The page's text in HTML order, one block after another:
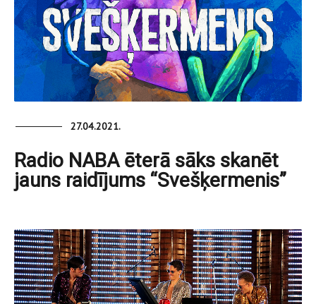
27.04.2021.
Radio NABA ēterā sāks skanēt
jauns raidījums “Svešķermenis”